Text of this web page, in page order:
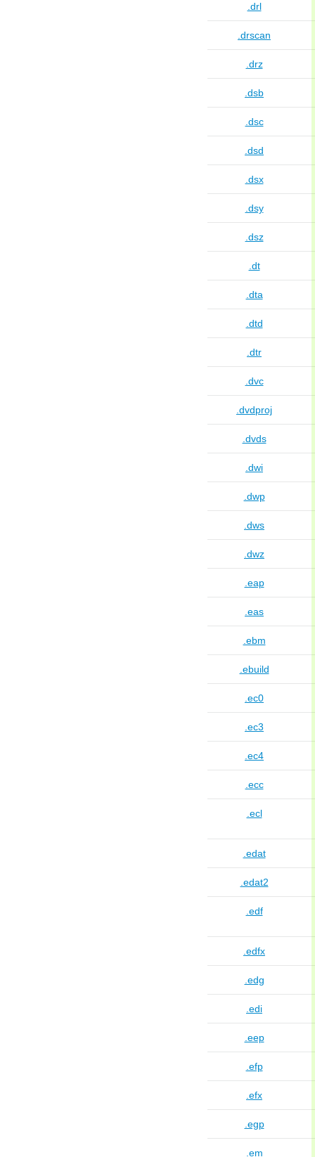
.drl
.drscan
.drz
.dsb
.dsc
.dsd
.dsx
.dsy
.dsz
.dt
.dta
.dtd
.dtr
.dvc
.dvdproj
.dvds
.dwi
.dwp
.dws
.dwz
.eap
.eas
.ebm
.ebuild
.ec0
.ec3
.ec4
.ecc
.ecl
.edat
.edat2
.edf
.edfx
.edg
.edi
.eep
.efp
.efx
.egp
.em